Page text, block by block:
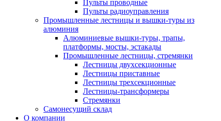
Пульты проводные
Пульты радиоуправления
Промышленные лестницы и вышки-туры из
алюминия
Алюминиевые вышки-туры, трапы,
платформы, мосты, эстакады
Промышленные лестницы, стремянки
Лестницы двухсекционные
Лестницы приставные
Лестницы трехсекционные
Лестницы-трансформеры
Стремянки
Самонесущий склад
О компании